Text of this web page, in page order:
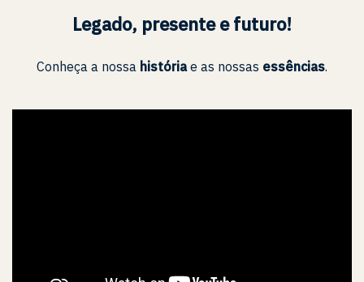
Legado, presente e futuro!
Conheça a nossa históriae as nossas essências.